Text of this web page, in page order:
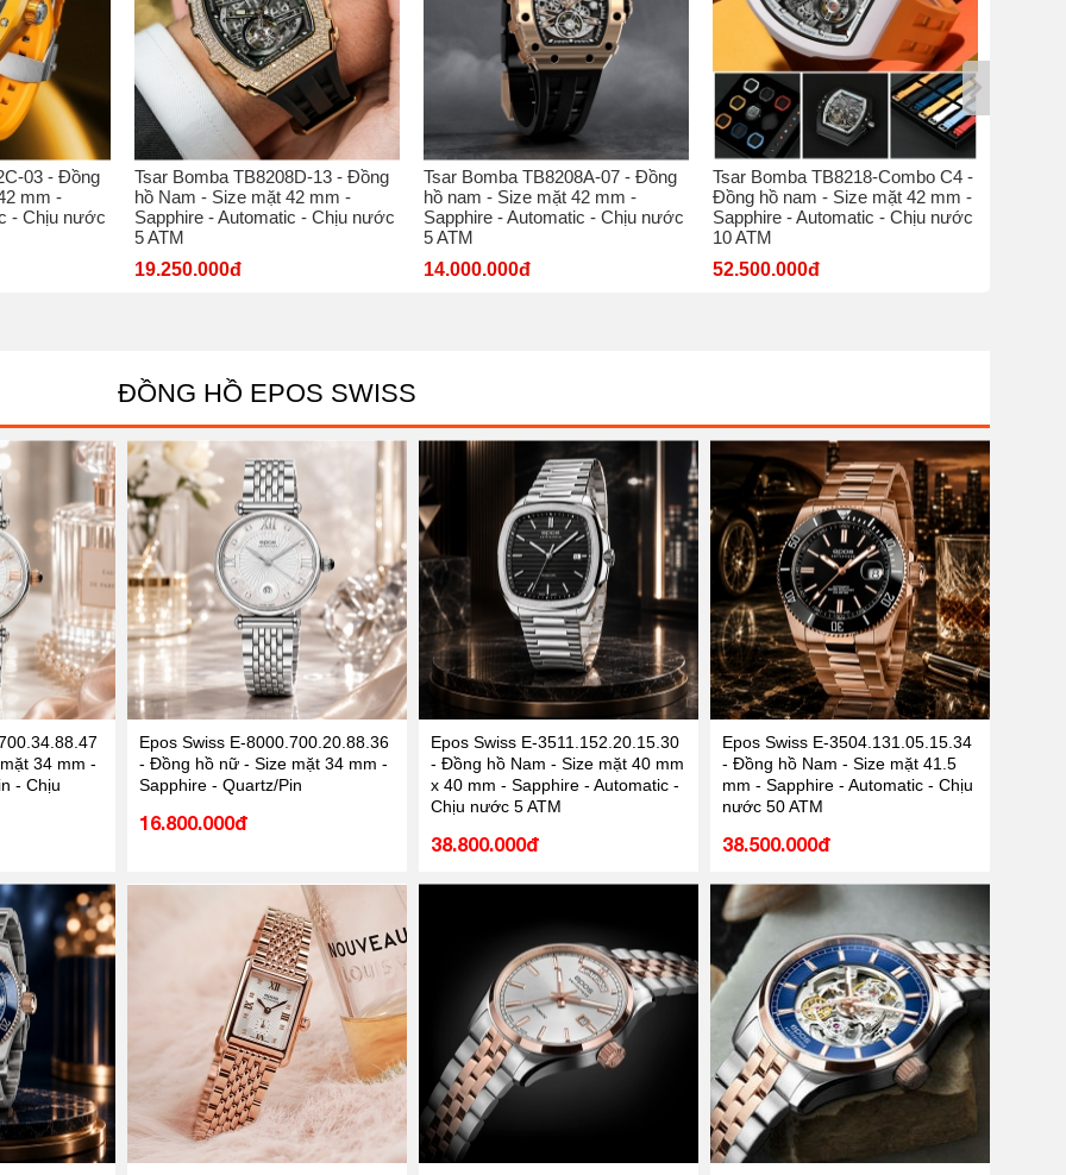
03 - Đồng
mm -
- Chịu nước
Tsar Bomba TB8208D-13 - Đồng
hồ Nam - Size mặt 42 mm -
Sapphire - Automatic - Chịu nước
5 ATM
19.250.000đ
Tsar Bomba TB8208A-07 - Đồng
hồ nam - Size mặt 42 mm -
Sapphire - Automatic - Chịu nước
5 ATM
14.000.000đ
Tsar Bomba TB8218-Combo C4 -
Đồng hồ nam - Size mặt 42 mm -
Sapphire - Automatic - Chịu nước
10 ATM
52.500.000đ
ĐỒNG HỒ EPOS SWISS
34 mm -
- Chịu
Epos Swiss E-8000.700.20.88.36
- Đồng hồ nữ - Size mặt 34 mm -
Sapphire - Quartz/Pin
16.800.000đ
Epos Swiss E-3511.152.20.15.30
- Đồng hồ Nam - Size mặt 40 mm
x 40 mm - Sapphire - Automatic -
Chịu nước 5 ATM
38.800.000đ
Epos Swiss E-3504.131.05.15.34
- Đồng hồ Nam - Size mặt 41.5
mm - Sapphire - Automatic - Chịu
nước 50 ATM
38.500.000đ